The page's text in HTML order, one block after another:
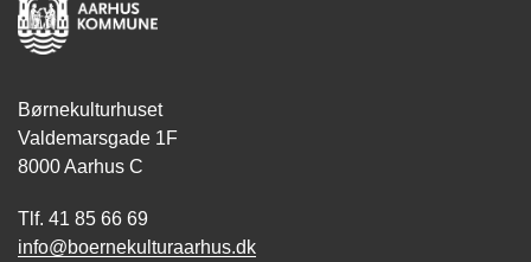
Børnekulturhuset
Valdemarsgade 1F
8000 Aarhus C
Tlf. 41 85 66 69
info@boernekulturaarhus.dk